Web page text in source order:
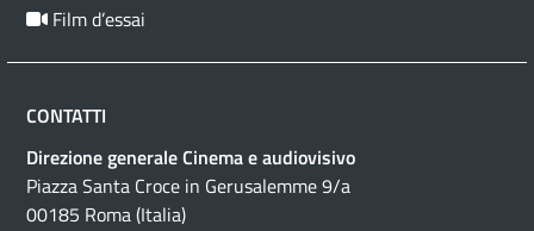
Film d’essai
CONTATTI
Direzione generale Cinema e audiovisivo
Piazza Santa Croce in Gerusalemme 9/a
00185 Roma (Italia)